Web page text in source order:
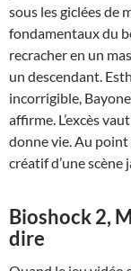
sous les giclées de
fondamentaux du
recracher en un
un descendant.
incorrigible,
affirme. L’excès
donne vie. Au point
créatif d’une
Bioshock 2,
dire